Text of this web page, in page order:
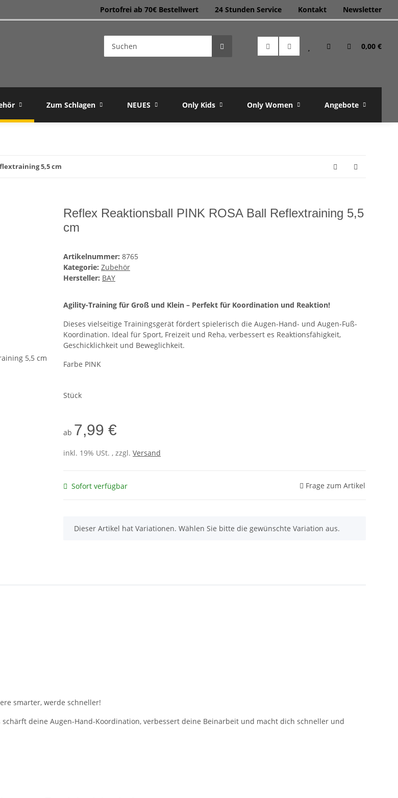
Portofrei ab 70€ Bestellwert 24 Stunden Service Kontakt Newsletter
0,00 €
Zum Schlagen NEUES Only Kids Only Women Angebote
5,5 cm
Reflex Reaktionsball PINK ROSA Ball Reflextraining 5,5
cm
Artikelnummer: 8765
Kategorie: Zubehör
Hersteller: BAY
Agility-Training für Groß und Klein – Perfekt für Koordination und Reaktion!
Dieses vielseitige Trainingsgerät fördert spielerisch die Augen-Hand- und Augen-Fuß-
Koordination. Ideal für Sport, Freizeit und Reha, verbessert es Reaktionsfähigkeit,
Geschicklichkeit und Beweglichkeit.
Farbe PINK
Stück
ab 7,99 €
inkl. 19% USt. , zzgl. Versand
Sofort verfügbar Frage zum Artikel
x
Dieser Artikel hat Variationen. Wählen Sie bitte die gewünschte Variation aus.
smarter, werde schneller!
deine Augen-Hand-Koordination, verbessert deine Beinarbeit und macht dich schneller und